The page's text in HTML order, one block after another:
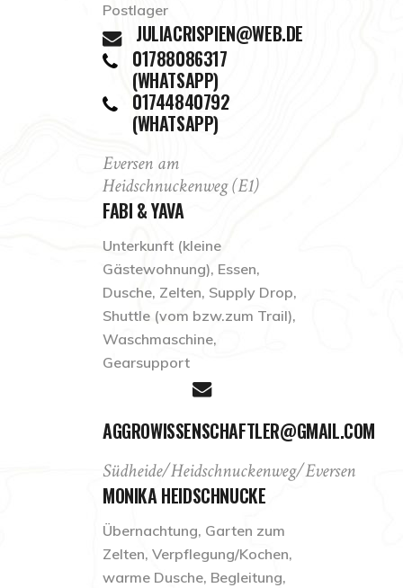
Postlager
JULIACRISPIEN@WEB.DE
01788086317
(WHATSAPP)
01744840792
(WHATSAPP)
Eversen am
Heidschnuckenweg (E1)
FABI & YAVA
Unterkunft (kleine
Gästewohnung), Essen,
Dusche, Zelten, Supply Drop,
Shuttle (vom bzw.zum Trail),
Waschmaschine,
Gearsupport
AGGROWISSENSCHAFTLER@GMAIL.COM
Südheide/Heidschnuckenweg/Eversen
MONIKA HEIDSCHNUCKE
Übernachtung, Garten zum
Zelten, Verpflegung/Kochen,
warme Dusche, Begleitung,